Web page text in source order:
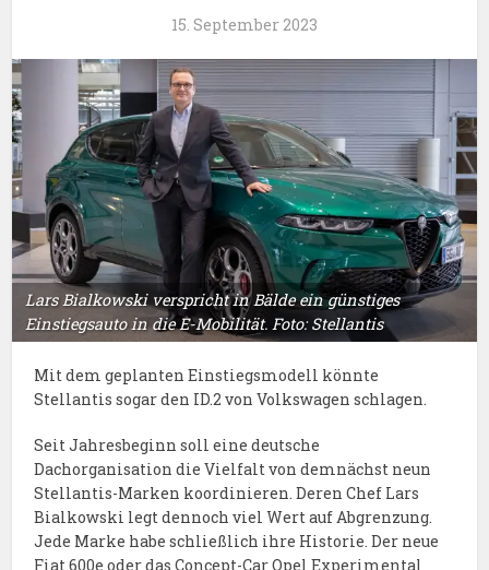
15. September 2023
Lars Bialkowski verspricht in Bälde ein günstiges
Einstiegsauto in die E-Mobilität. Foto: Stellantis
Mit dem geplanten Einstiegsmodell könnte
Stellantis sogar den ID.2 von Volkswagen schlagen.
Seit Jahresbeginn soll eine deutsche
Dachorganisation die Vielfalt von demnächst neun
Stellantis-Marken koordinieren. Deren Chef Lars
Bialkowski legt dennoch viel Wert auf Abgrenzung.
Jede Marke habe schließlich ihre Historie. Der neue
Fiat 600e oder das Concept-Car Opel Experimental